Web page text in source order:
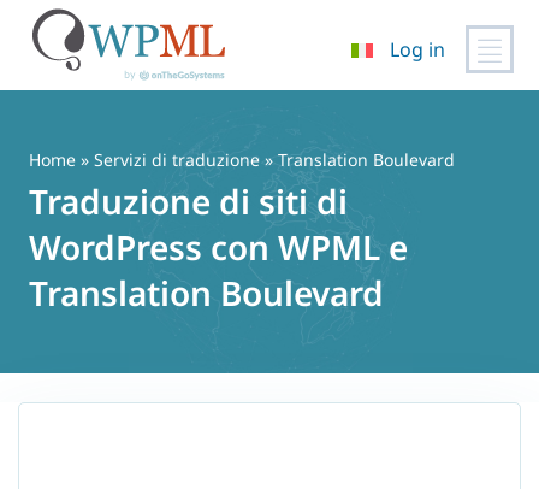
contenuto
Log in
Home » Servizi di traduzione » Translation Boulevard
Traduzione di siti di
WordPress con WPML e
Translation Boulevard